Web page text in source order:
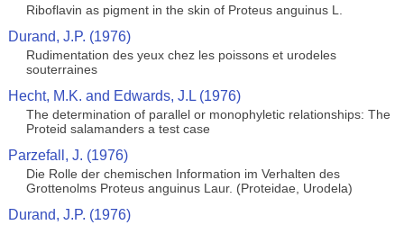
Riboflavin as pigment in the skin of Proteus anguinus L.
Durand, J.P. (1976)
Rudimentation des yeux chez les poissons et urodeles
souterraines
Hecht, M.K. and Edwards, J.L (1976)
The determination of parallel or monophyletic relationships: The
Proteid salamanders a test case
Parzefall, J. (1976)
Die Rolle der chemischen Information im Verhalten des
Grottenolms Proteus anguinus Laur. (Proteidae, Urodela)
Durand, J.P. (1976)